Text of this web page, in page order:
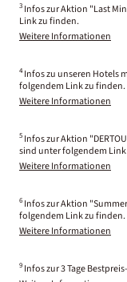
3 Infos zur Aktion "Last
Link zu finden.
Weitere Informationen
4 Infos zu unseren Hotels
folgendem Link zu finden.
Weitere Informationen
5 Infos zur Aktion
sind unter folgendem
Weitere Informationen
6 Infos zur Aktion
folgendem Link zu finden.
Weitere Informationen
9 Infos zur 3 Tage